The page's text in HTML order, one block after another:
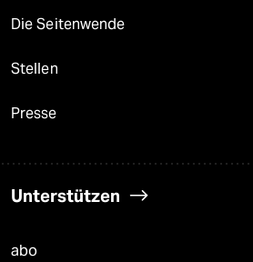
Die Seitenwende
Stellen
Presse
Unterstützen
abo